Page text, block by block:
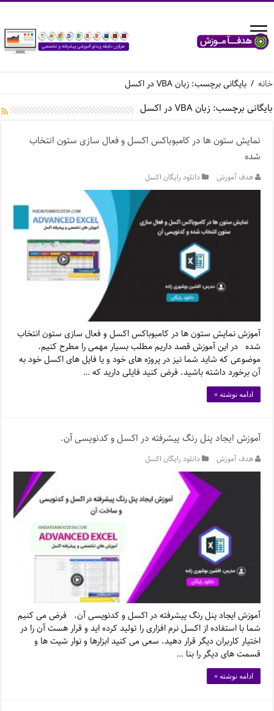
خانه / بایگانی برچسب: زبان VBA در اکسل
بایگانی برچسب: زبان VBA در اکسل
نمایش ستون ها در کامبوباکس اکسل و فعال سازی ستون انتخاب
شده
هدف آموزش دانلود رایگان اکسل
آموزش نمایش ستون ها در کامبوباکس اکسل و فعال سازی ستون انتخاب
شده در این آموزش قصد داریم مطلب بسیار مهمی را مطرح کنیم.
موضوعی که شاید شما نیز در پروژه های خود و یا فایل های اکسل خود به
آن برخورد داشته باشید. فرض کنید فایلی دارید که …
ادامه نوشته »
آموزش ایجاد پنل رنگ پیشرفته در اکسل و کدنویسی آن.
هدف آموزش دانلود رایگان اکسل
آموزش ایجاد پنل رنگ پیشرفته در اکسل و کدنویسی آن. فرض می کنیم
شما با استفاده از اکسل نرم افزاری را تولید کرده اید و قرار هست آن را در
اختیار کاربران دیگر قرار دهید. سعی می کنید ابزارها و نوار شیت ها و
قسمت های دیگر را بنا …
ادامه نوشته »